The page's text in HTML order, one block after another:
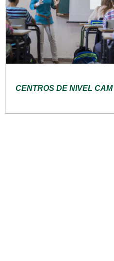
CENTROS DE NIVEL CAM